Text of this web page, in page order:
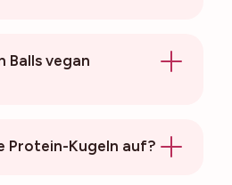
Balls vegan
Protein-Kugeln auf?